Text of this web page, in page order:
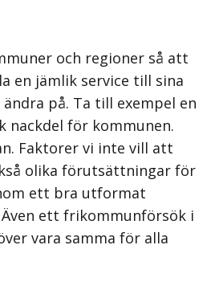
och regioner så att
en jämlik service till sina
på. Ta till exempel en
nackdel för kommunen.
Faktorer vi inte vill att
olika förutsättningar för
ett bra utformat
ett frikommunförsök i
vara samma för alla